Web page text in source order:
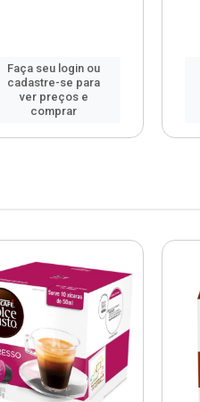
Faça seu login ou
cadastre-se para
ver preços e
comprar